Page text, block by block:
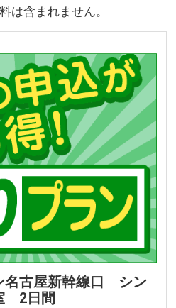
は含まれません。
名古屋新幹線口 シン
2日間